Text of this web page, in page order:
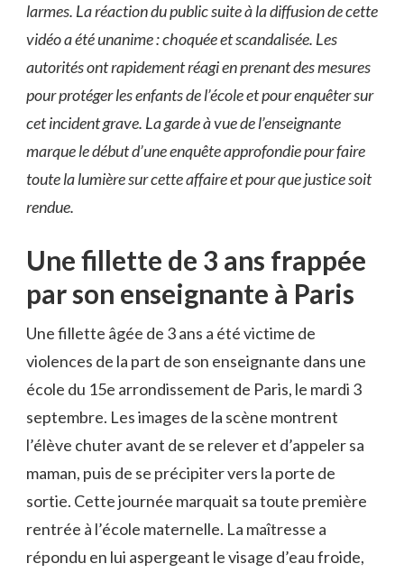
larmes. La réaction du public suite à la diffusion de cette
vidéo a été unanime : choquée et scandalisée. Les
autorités ont rapidement réagi en prenant des mesures
pour protéger les enfants de l’école et pour enquêter sur
cet incident grave. La garde à vue de l’enseignante
marque le début d’une enquête approfondie pour faire
toute la lumière sur cette affaire et pour que justice soit
rendue.
Une fillette de 3 ans frappée
par son enseignante à Paris
Une fillette âgée de 3 ans a été victime de
violences de la part de son enseignante dans une
école du 15e arrondissement de Paris, le mardi 3
septembre. Les images de la scène montrent
l’élève chuter avant de se relever et d’appeler sa
maman, puis de se précipiter vers la porte de
sortie. Cette journée marquait sa toute première
rentrée à l’école maternelle. La maîtresse a
répondu en lui aspergeant le visage d’eau froide,